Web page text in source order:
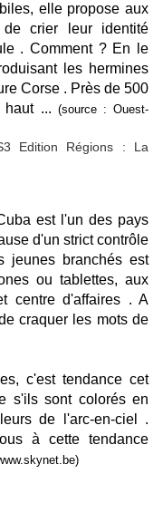
elle propose aux
de crier leur identité
. Comment ? En le
les hermines
Corse . Près de 500
... (source : Ouest-
est l'un des pays
d'un strict contrôle
jeunes branchés est
ou tablettes, aux
centre d'affaires . A
craquer les mots de
c'est tendance cet
s'ils sont colorés en
de l'arc-en-ciel .
à cette tendance